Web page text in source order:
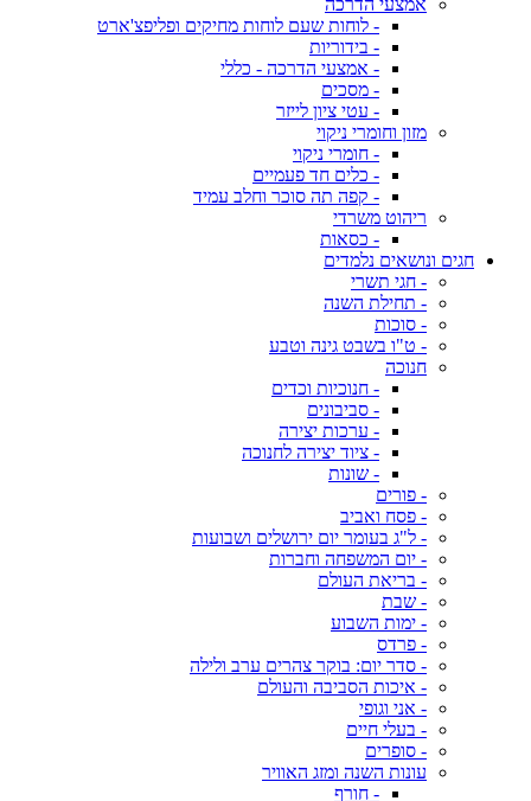
אמצעי הדרכה
- לוחות שעם לוחות מחיקים ופליפצ'ארט
- בידוריות
- אמצעי הדרכה - כללי
- מסכים
- עטי ציון לייזר
מזון וחומרי ניקוי
- חומרי ניקוי
- כלים חד פעמיים
- קפה תה סוכר וחלב עמיד
ריהוט משרדי
- כסאות
חגים ונושאים נלמדים
- חגי תשרי
- תחילת השנה
- סוכות
- ט"ו בשבט גינה וטבע
חנוכה
- חנוכיות וכדים
- סביבונים
- ערכות יצירה
- ציוד יצירה לחנוכה
- שונות
- פורים
- פסח ואביב
- ל"ג בעומר יום ירושלים ושבועות
- יום המשפחה וחברות
- בריאת העולם
- שבת
- ימות השבוע
- פרדס
- סדר יום: בוקר צהרים ערב ולילה
- איכות הסביבה והעולם
- אני וגופי
- בעלי חיים
- סופרים
עונות השנה ומזג האוויר
- חורף